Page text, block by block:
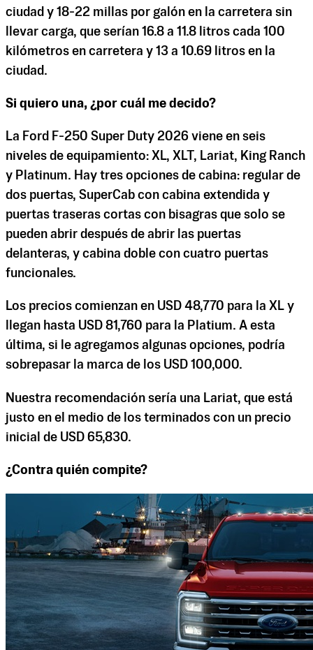
ciudad y 18-22 millas por galón en la carretera sin
llevar carga, que serían 16.8 a 11.8 litros cada 100
kilómetros en carretera y 13 a 10.69 litros en la
ciudad.
Si quiero una, ¿por cuál me decido?
La Ford F-250 Super Duty 2026 viene en seis
niveles de equipamiento: XL, XLT, Lariat, King Ranch
y Platinum. Hay tres opciones de cabina: regular de
dos puertas, SuperCab con cabina extendida y
puertas traseras cortas con bisagras que solo se
pueden abrir después de abrir las puertas
delanteras, y cabina doble con cuatro puertas
funcionales.
Los precios comienzan en USD 48,770 para la XL y
llegan hasta USD 81,760 para la Platium. A esta
última, si le agregamos algunas opciones, podría
sobrepasar la marca de los USD 100,000.
Nuestra recomendación sería una Lariat, que está
justo en el medio de los terminados con un precio
inicial de USD 65,830.
¿Contra quién compite?